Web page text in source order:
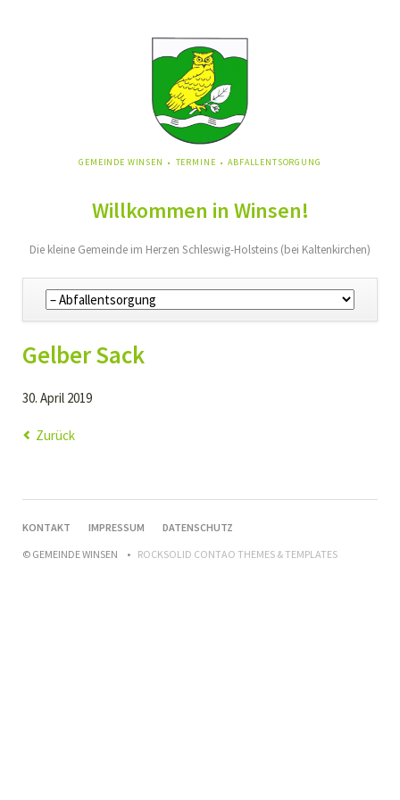
NAVIGATION
GEMEINDE WINSEN TERMINE ABFALLENTSORGUNG
Willkommen in Winsen!
Die kleine Gemeinde im Herzen Schleswig-Holsteins (bei Kaltenkirchen)
Navigation
überspringen
Gelber Sack
30. April 2019
Zurück
NAVIGATION
KONTAKT IMPRESSUM
DATENSCHUTZ
© GEMEINDE WINSEN
ROCKSOLID CONTAO THEMES & TEMPLATES